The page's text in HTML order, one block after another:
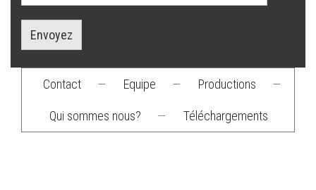
Envoyez
Footer
menu
Contact — Equipe — Productions —
Qui sommes nous? — Téléchargements